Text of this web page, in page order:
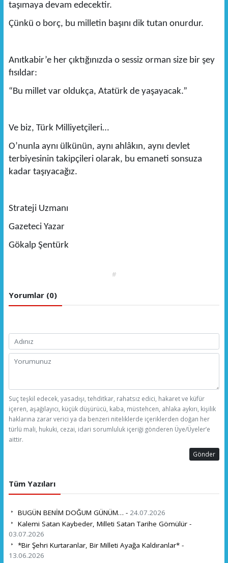
taşımaya devam edecektir.
Çünkü o borç, bu milletin başını dik tutan onurdur.
Anıtkabir’e her çıktığınızda o sessiz orman size bir şey
fısıldar:
“Bu millet var oldukça, Atatürk de yaşayacak.”
Ve biz, Türk Milliyetçileri…
O’nunla aynı ülkünün, aynı ahlâkın, aynı devlet
terbiyesinin takipçileri olarak, bu emaneti sonsuza
kadar taşıyacağız.
Strateji Uzmanı
Gazeteci Yazar
Gökalp Şentürk
#
Yorumlar (0)
Suç teşkil edecek, yasadışı, tehditkar, rahatsız edici, hakaret ve küfür
içeren, aşağılayıcı, küçük düşürücü, kaba, müstehcen, ahlaka aykırı, kişilik
haklarına zarar verici ya da benzeri niteliklerde içeriklerden doğan her
türlü mali, hukuki, cezai, idari sorumluluk içeriği gönderen Üye/Üyeler’e
aittir.
Gönder
Tüm Yazıları
BUGÜN BENİM DOĞUM GÜNÜM… - 24.07.2026
Kalemi Satan Kaybeder, Milleti Satan Tarihe Gömülür -
03.07.2026
*Bir Şehri Kurtaranlar, Bir Milleti Ayağa Kaldıranlar* -
13.06.2026